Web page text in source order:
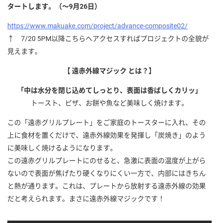
タートします。（～9月26日）
https://www.makuake.com/project/advance-composite02/
↑ 7/20 5PM以降こちらへアクセスすればプロジェクトの全貌が
見えます。
【 遠赤外線マジック とは？】
「中は水分を閉じ込めてしっとり、表面は香ばしくカリッ」
トースト、ピザ、お餅や魚など美味しく焼けます。
この「遠赤グリルプレート」をご家庭のトースターに入れ、その
上に食材を置くだけで、遠赤外線効果を発揮し「炭焼き」のよう
に美味しく焼けるようになります。
この遠赤グリルプレートにのせると、急激に表面の温度が上がら
ないので表面が焦げたり硬くなりにくい一方で、内部にはきちん
と熱が通ります。これは、プレートから放射する遠赤外線の効果
だと考えられます。まさに遠赤外線マジックです！